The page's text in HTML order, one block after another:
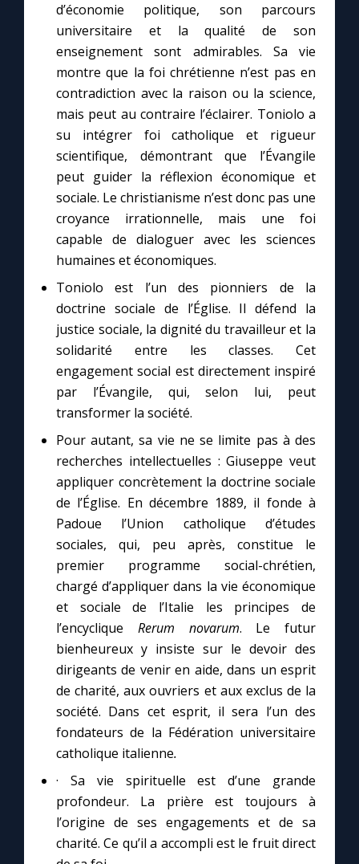
Une neuvaine
À la une
1000 Raisons de Croire
Chapelet pour le monde
Contact
Faire un don
Marie de Nazareth
d’économie politique, son parcours
universitaire et la qualité de son
enseignement sont admirables. Sa vie
montre que la foi chrétienne n’est pas en
contradiction avec la raison ou la science,
mais peut au contraire l’éclairer. Toniolo a
su intégrer foi catholique et rigueur
scientifique, démontrant que l’Évangile
peut guider la réflexion économique et
sociale. Le christianisme n’est donc pas une
croyance irrationnelle, mais une foi
capable de dialoguer avec les sciences
humaines et économiques.
Toniolo est l’un des pionniers de la
doctrine sociale de l’Église. Il défend la
justice sociale, la dignité du travailleur et la
solidarité entre les classes. Cet
engagement social est directement inspiré
par l’Évangile, qui, selon lui, peut
transformer la société.
Pour autant, sa vie ne se limite pas à des
recherches intellectuelles : Giuseppe veut
appliquer concrètement la doctrine sociale
de l’Église. En décembre 1889, il fonde à
Padoue l’Union catholique d’études
sociales,
qui, peu après, constitue
le
premier programme social-chrétien,
chargé d’appliquer dans la vie économique
et sociale de l’Italie les principes de
l’encyclique Rerum novarum.
Le futur
bienheureux y insiste sur le devoir des
dirigeants de venir en aide, dans un esprit
de charité, aux ouvriers et aux exclus de la
société. Dans cet esprit, il sera l’un des
fondateurs de la Fédération universitaire
catholique italienne.
· Sa vie spirituelle est d’une grande
profondeur. La prière est toujours à
l’origine de ses engagements et de sa
charité. Ce qu’il a accompli est le fruit direct